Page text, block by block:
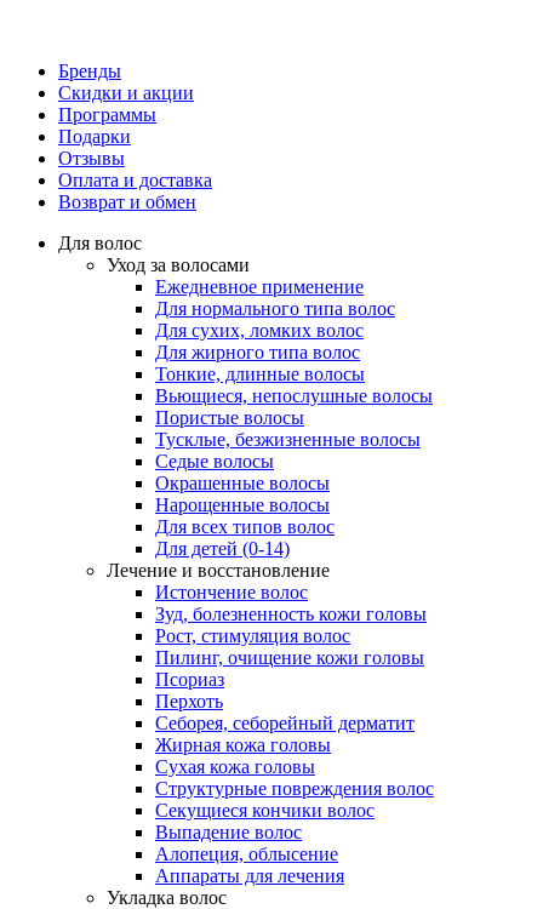
Бренды
Скидки и акции
Программы
Подарки
Отзывы
Оплата и доставка
Возврат и обмен
Для волос
Уход за волосами
Ежедневное применение
Для нормального типа волос
Для сухих, ломких волос
Для жирного типа волос
Тонкие, длинные волосы
Вьющиеся, непослушные волосы
Пористые волосы
Тусклые, безжизненные волосы
Седые волосы
Окрашенные волосы
Нарощенные волосы
Для всех типов волос
Для детей (0-14)
Лечение и восстановление
Истончение волос
Зуд, болезненность кожи головы
Рост, стимуляция волос
Пилинг, очищение кожи головы
Псориаз
Перхоть
Себорея, себорейный дерматит
Жирная кожа головы
Сухая кожа головы
Структурные повреждения волос
Секущиеся кончики волос
Выпадение волос
Алопеция, облысение
Аппараты для лечения
Укладка волос